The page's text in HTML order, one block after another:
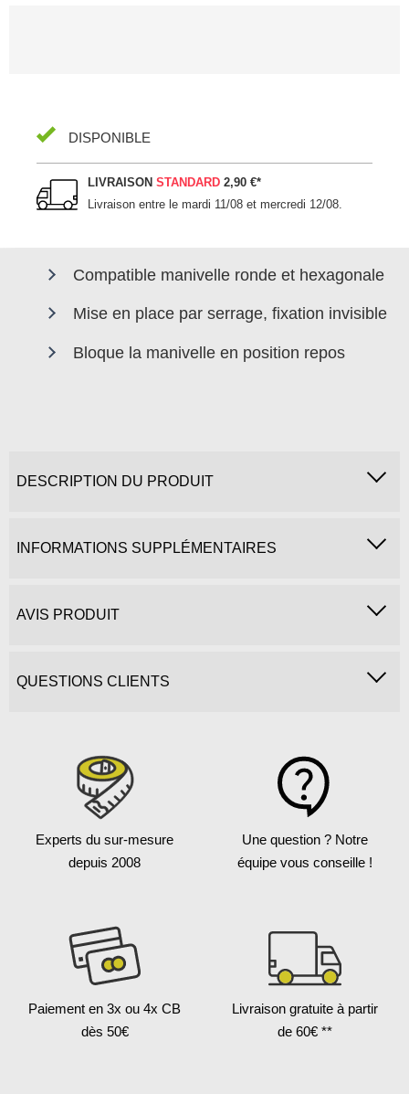
DISPONIBLE
LIVRAISONSTANDARD 2,90 €*
Livraison entre lemardi 11/08 et mercredi 12/08
Compatible manivelle ronde et hexagonale
Mise en place par serrage, fixation invisible
Bloque la manivelle en position repos
DESCRIPTION DU PRODUIT
INFORMATIONS SUPPLÉMENTAIRES
AVIS PRODUIT
QUESTIONS CLIENTS
Experts du sur-mesure
depuis 2008
Une question ? Notre
équipe vous conseille !
Paiement en 3x ou 4x CB
dès 50€
Livraison gratuite à partir
de 60€ **